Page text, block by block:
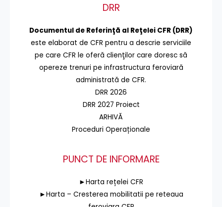
DRR
Documentul de Referinţă al Reţelei CFR (DRR)
este elaborat de CFR pentru a descrie serviciile
pe care CFR le oferă clienţilor care doresc să
opereze trenuri pe infrastructura feroviară
administrată de CFR.
DRR 2026
DRR 2027 Proiect
ARHIVĂ
Proceduri Operaționale
PUNCT DE INFORMARE
►Harta rețelei CFR
►Harta – Cresterea mobilitatii pe reteaua